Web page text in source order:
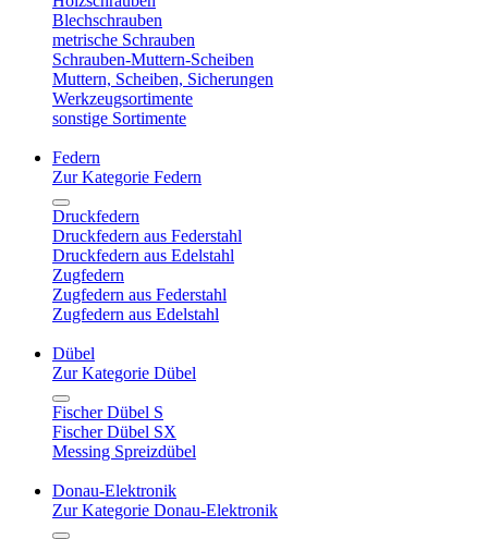
Blechschrauben
metrische Schrauben
Schrauben-Muttern-Scheiben
Muttern, Scheiben, Sicherungen
Werkzeugsortimente
sonstige Sortimente
Federn
Zur Kategorie Federn
Druckfedern
Druckfedern aus Federstahl
Druckfedern aus Edelstahl
Zugfedern
Zugfedern aus Federstahl
Zugfedern aus Edelstahl
Dübel
Zur Kategorie Dübel
Fischer Dübel S
Fischer Dübel SX
Messing Spreizdübel
Donau-Elektronik
Zur Kategorie Donau-Elektronik